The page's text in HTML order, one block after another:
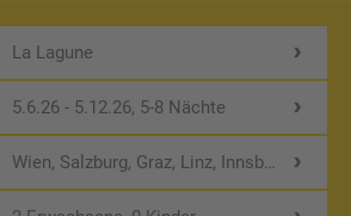
La Lagune
5.6.26 - 5.12.26, 5-8 Nächte
Wien, Salzburg, Graz, Linz, Innsbruck